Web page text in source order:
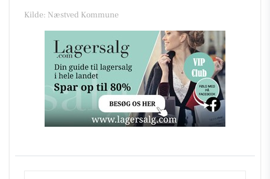
Kilde: Næstved Kommune